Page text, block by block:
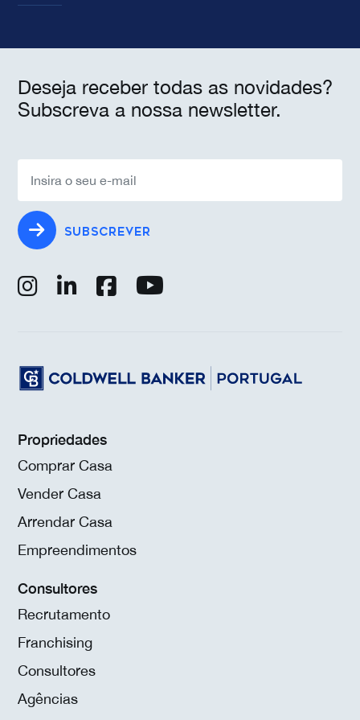
Deseja receber todas as novidades?
Subscreva a nossa newsletter.
SUBSCREVER
Propriedades
Comprar Casa
Vender Casa
Arrendar Casa
Empreendimentos
Consultores
Recrutamento
Franchising
Consultores
Agências